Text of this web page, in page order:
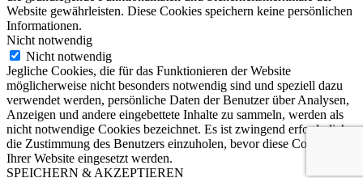
Website gewährleisten. Diese Cookies speichern keine persönlichen
Informationen.
Nicht notwendig
Nicht notwendig
Jegliche Cookies, die für das Funktionieren der Website
möglicherweise nicht besonders notwendig sind und speziell dazu
verwendet werden, persönliche Daten der Benutzer über Analysen,
Anzeigen und andere eingebettete Inhalte zu sammeln, werden als
nicht notwendige Cookies bezeichnet. Es ist zwingend erforderlich,
die Zustimmung des Benutzers einzuholen, bevor diese Cookies auf
Ihrer Website eingesetzt werden.
SPEICHERN & AKZEPTIEREN